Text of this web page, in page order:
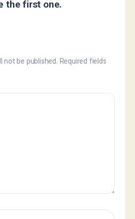
the first one.
not be published. Required fields